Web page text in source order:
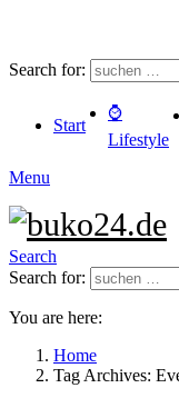
Search for:
Start
⌚️
Lifestyle
Menu
Search
Search for:
You are here:
Home
Tag Archives: